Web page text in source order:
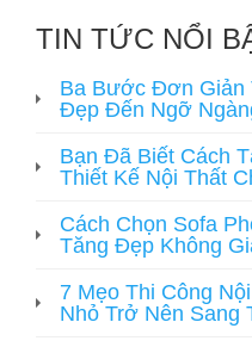
TIN TỨC NỔI
Ba Bước Đơn Giản
Đẹp Đến Ngỡ
Bạn Đã Biết Cách
Thiết Kế Nội Thất
Cách Chọn Sofa
Tăng Đẹp Không
7 Mẹo Thi Công
Nhỏ Trở Nên Sang